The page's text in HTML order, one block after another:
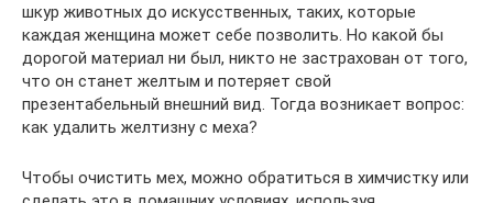
шкур животных до искусственных, таких, которые
каждая женщина может себе позволить. Но какой бы
дорогой материал ни был, никто не застрахован от того,
что он станет желтым и потеряет свой
презентабельный внешний вид. Тогда возникает вопрос:
как удалить желтизну с меха?
Чтобы очистить мех, можно обратиться в химчистку или